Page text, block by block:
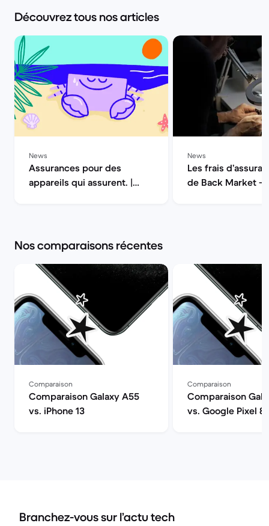
Découvrez tous nos articles
News
Assurances pour des
appareils qui assurent. |
News
Les frais
de Back Market
Nos comparaisons récentes
Comparaison
Comparaison Galaxy A55
vs. iPhone 13
Comparaison
Comparaison
vs. Google Pixel 8
Branchez-vous sur l’actu tech